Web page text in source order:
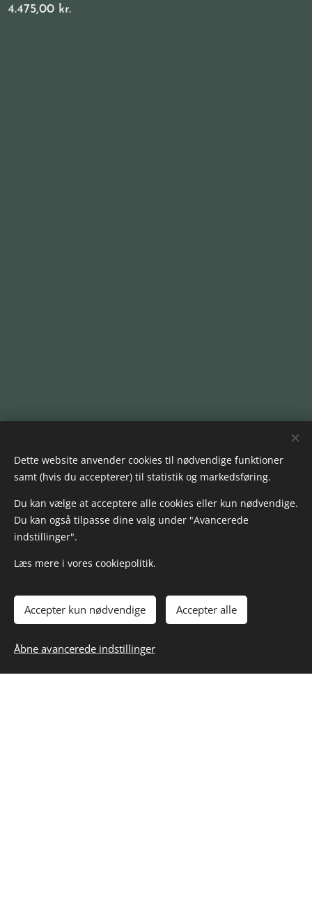
TILFØJ TIL KURVEN
4.475,00kr.
Kig forbi hos HOMEMADE ♥️ byVogn
Dette website anvender cookies til nødvendige funktioner
samt (hvis du accepterer) til statistik og markedsføring.
Du kan vælge at acceptere alle cookies eller kun nødvendige.
Du kan også tilpasse dine valg under "Avancerede
indstillinger".
Læs mere i vores cookiepolitik.
Accepter kun nødvendige Accepter alle
Åbne avancerede indstillinger